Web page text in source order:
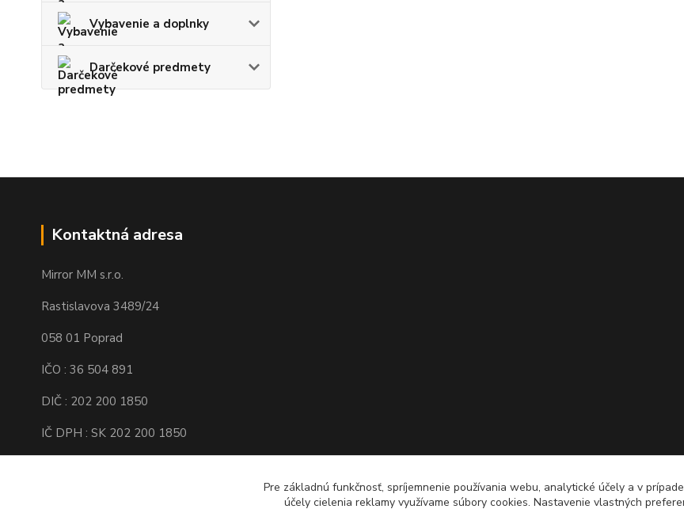
Vybavenie a doplnky
Darčekové predmety
Kontaktná adresa
Mirror MM s.r.o.
Rastislavova 3489/24
058 01 Poprad
IČO : 36 504 891
DIČ : 202 200 1850
IČ DPH : SK 202 200 1850
Pre základnú funkčnosť, spríjemnenie používania webu, analytické účely a v
účely cielenia reklamy využívame súbory cookies. Nastavenie vlastných